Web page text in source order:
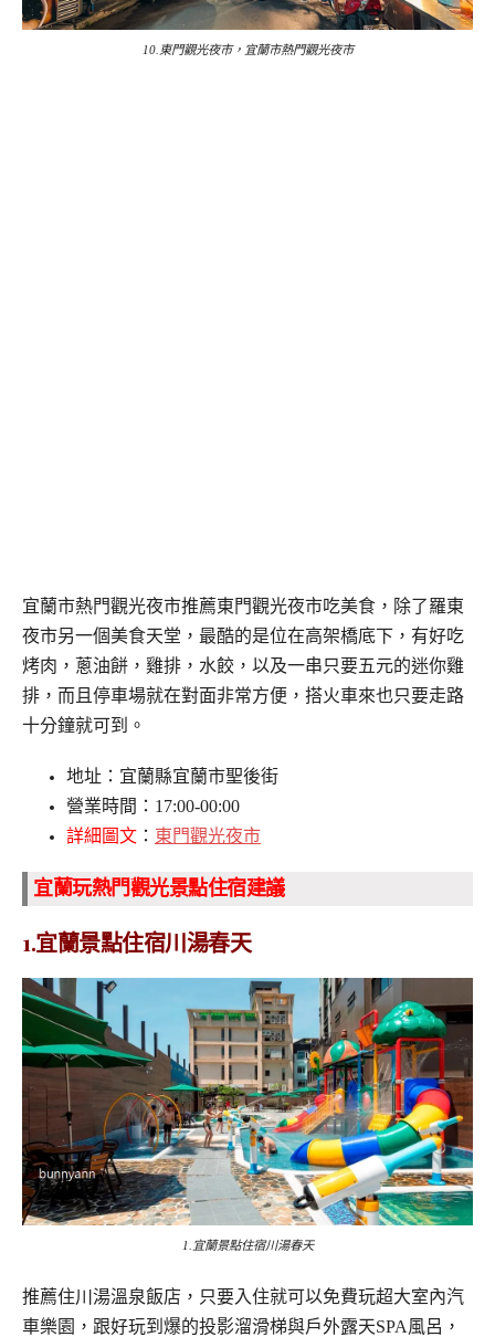
10.東門觀光夜市，宜蘭市熱門觀光夜市
宜蘭市熱門觀光夜市推薦東門觀光夜市吃美食，除了羅東
夜市另一個美食天堂，最酷的是位在高架橋底下，有好吃
烤肉，蔥油餅，雞排，水餃，以及一串只要五元的迷你雞
排，而且停車場就在對面非常方便，搭火車來也只要走路
十分鐘就可到。
地址：宜蘭縣宜蘭市聖後街
營業時間：17:00-00:00
詳細圖文 ： 東門觀光夜市
宜蘭玩熱門觀光景點住宿建議
1.宜蘭景點住宿川湯春天
1.宜蘭景點住宿川湯春天
推薦住川湯溫泉飯店，只要入住就可以免費玩超大室內汽
車樂園，跟好玩到爆的投影溜滑梯與戶外露天SPA風呂，